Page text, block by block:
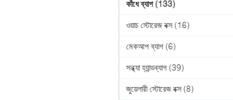
কাঁধে ব্যাগ (133)
ওয়াচ স্টোরেজ বক্স (16)
মেকআপ ব্যাগ (6)
সন্ধ্যা হ্যান্ডব্যাগ (39)
জুয়েলারী স্টোরেজ বক্স (8)